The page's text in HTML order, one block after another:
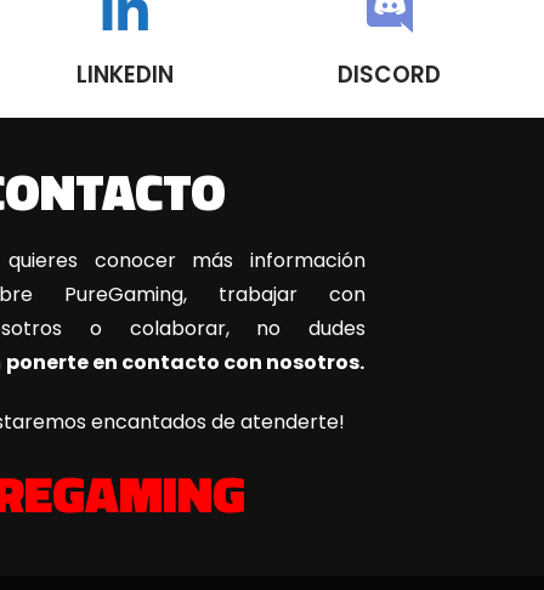
LINKEDIN DISCORD
quieres conocer más información
PureGaming, trabajar con
o colaborar, no dudes
ponerte en contacto con nosotros.
encantados de atenderte!